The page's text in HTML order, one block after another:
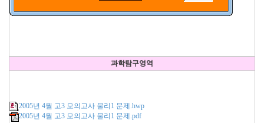
과학탐구영역
2005년 4월 고3 모의고사 물리1 문제.hwp
2005년 4월 고3 모의고사 물리1 문제.pdf